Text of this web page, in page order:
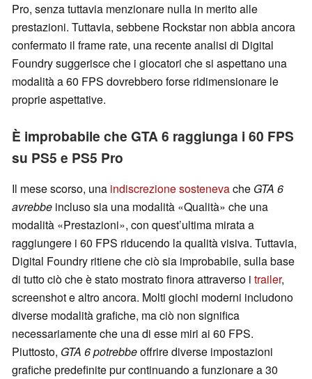
Pro, senza tuttavia menzionare nulla in merito alle
prestazioni. Tuttavia, sebbene Rockstar non abbia ancora
confermato il frame rate, una recente analisi di Digital
Foundry suggerisce che i giocatori che si aspettano una
modalità a 60 FPS dovrebbero forse ridimensionare le
proprie aspettative.
È improbabile che GTA 6 raggiunga i 60 FPS
su PS5 e PS5 Pro
Il mese scorso, una indiscrezione sostenevache GTA 6
avrebbe incluso sia una modalità «Qualità» che una
modalità «Prestazioni», con quest’ultima mirata a
raggiungere i 60 FPS riducendo la qualità visiva. Tuttavia,
Digital Foundry ritiene che ciò sia improbabile, sulla base
di tutto ciò che è stato mostrato finora attraverso i trailer,
screenshot e altro ancora. Molti giochi moderni includono
diverse modalità grafiche, ma ciò non significa
necessariamente che una di esse miri ai 60 FPS.
Piuttosto, GTA 6 potrebbeoffrire diverse impostazioni
grafiche predefinite pur continuando a funzionare a 30